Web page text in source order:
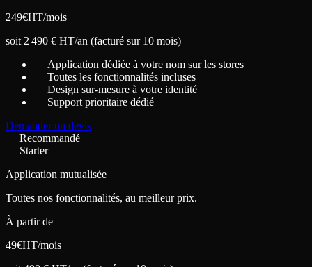
249€HT/mois
soit 2 490 € HT/an (facturé sur 10 mois)
Application dédiée à votre nom sur les stores
Toutes les fonctionnalités incluses
Design sur-mesure à votre identité
Support prioritaire dédié
Demander un devis
Recommandé
Starter
Application mutualisée
Toutes nos fonctionnalités, au meilleur prix.
À partir de
49€HT/mois